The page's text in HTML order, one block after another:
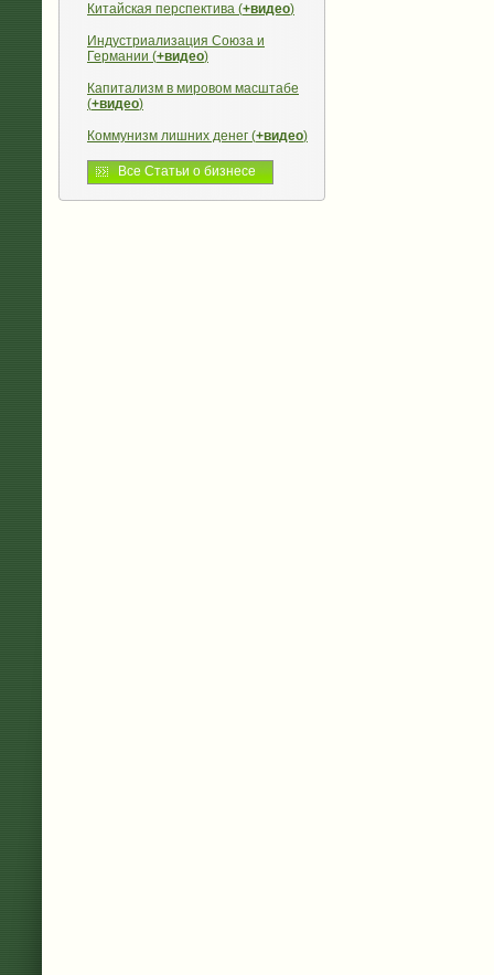
Китайская перспектива (+видео)
Индустриализация Союза и
Германии (+видео)
Капитализм в мировом масштабе
(+видео)
Коммунизм лишних денег (+видео)
Все Статьи о бизнесе